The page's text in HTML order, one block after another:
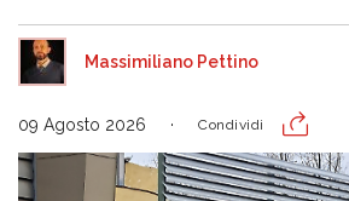
Massimiliano Pettino
09 Agosto 2026 Condividi